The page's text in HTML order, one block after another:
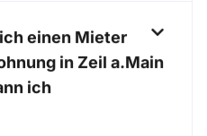
einen Mieter
in Zeil a.Main
ich